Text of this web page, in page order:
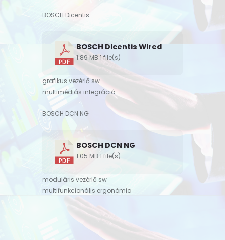
BOSCH Dicentis
BOSCH Dicentis Wired
1.89 MB 1 file(s)
grafikus vezérlő sw
multimédiás integráció
BOSCH DCN NG
BOSCH DCN NG
1.05 MB 1 file(s)
moduláris vezérlő sw
multifunkcionális ergonómia